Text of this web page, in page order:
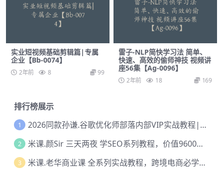
实业短视频基础剪辑篇|专属
企业【Bb-0074】
2年前 8 99
雷子-NLP简快学习法 简单、
快速、高效的偷师神技 视频讲
座56集【Ag-0096】
2年前 18 169
排行榜展示
1 2026同款孙谦.谷歌优化师部落内部VIP实战教程|价值4999元全网独家解码（官方报名版本）【@034】
2 米课.颜Sir 三天两夜 学SEO系列教程，价值9600元，跨境人都在学 【Ag-0056】
3 米课.老华商业课 全系列实战教程，跨境电商必学，价值16900元【Ag-0053】